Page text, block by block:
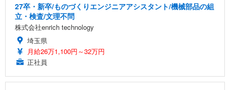
27卒・新卒/ものづくりエンジニアアシスタント/機械部品の組
立・検査/文理不問
株式会社enrich technology
埼玉県
月給26万1,100円～32万円
正社員